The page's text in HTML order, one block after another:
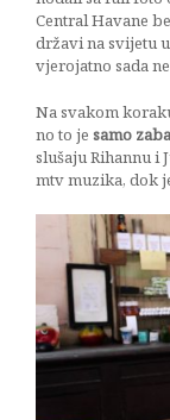
Central Havane
državi na svijetu
vjerojatno sada
Na svakom
no to je samo
slušaju Rihannu i
mtv muzika, dok